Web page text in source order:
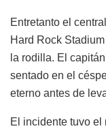
Entretanto el
Hard Rock
la rodilla. El
sentado en el
eterno antes de
El incidente tuvo el